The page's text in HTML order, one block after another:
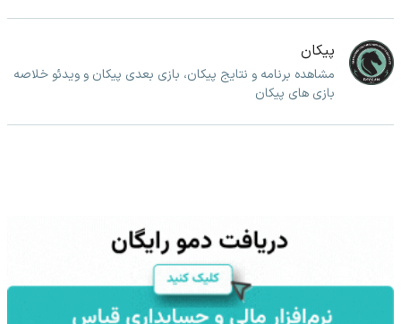
پیکان
مشاهده برنامه و نتایج پیکان، بازی بعدی پیکان و ویدئو خلاصه
بازی های پیکان